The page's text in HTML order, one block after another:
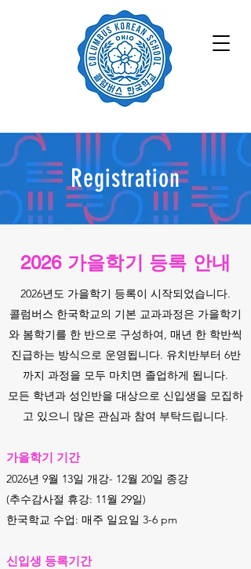
Registration
2026 가을학기 등록 안내
2026년도 가을학기 등록이 시작되었습니다.
콜럼버스 한국학교의 기본 교과과정은 가을학기
와 봄학기를 한 반으로 구성하여, 매년 한 학반씩
진급하는 방식으로 운영됩니다. 유치반부터 6반
까지 과정을 모두 마치면 졸업하게 됩니다.
모든 학년과 성인반을 대상으로 신입생을 모집하
고 있으니 많은 관심과 참여 부탁드립니다.
가을학기 기간​​
2026년 9월 13일 개강- 12월 20일 종강
(추수감사절 휴강: 11월 29일)
한국학교 수업: 매주 일요일 3-6 pm
신입생 등록기간